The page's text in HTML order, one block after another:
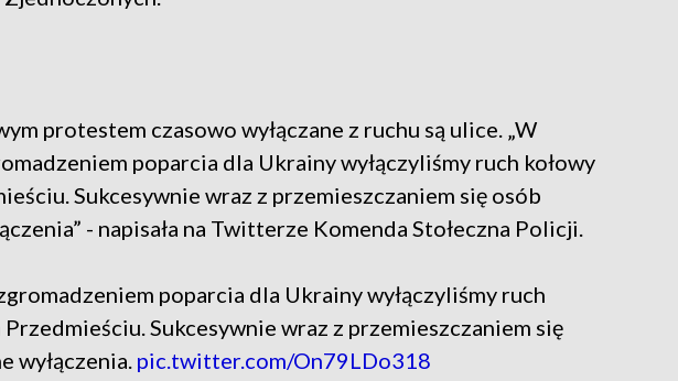
protestem czasowo wyłączane z ruchu są ulice. „W
poparcia dla Ukrainy wyłączyliśmy ruch kołowy
Sukcesywnie wraz z przemieszczaniem się osób
- napisała na Twitterze Komenda Stołeczna Policji.
poparcia dla Ukrainy wyłączyliśmy ruch
Sukcesywnie wraz z przemieszczaniem się
wyłączenia. pic.twitter.com/On79LDo318